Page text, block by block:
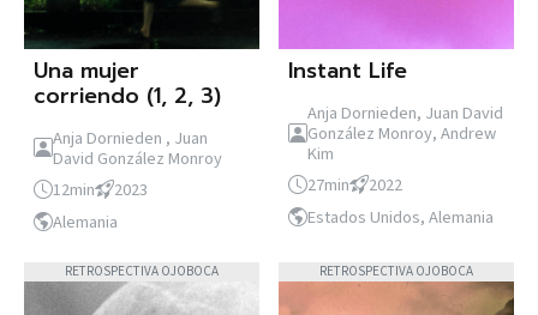
Una mujer
corriendo (1, 2, 3)
Anja Dornieden , Juan
David González Monroy
12min
2023
Alemania
Instant Life
Anja Dornieden, Juan David
González Monroy, Andrew
Kim
27min
2022
Estados Unidos, Alemania
RETROSPECTIVA OJOBOCA RETROSPECTIVA OJOBOCA